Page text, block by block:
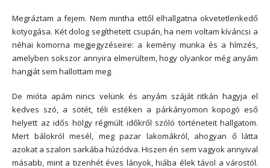
Megráztam a fejem. Nem mintha ettől elhallgatna okvetetlenkedő
kotyogása. Két dolog segíthetett csupán, ha nem voltam kíváncsi a
néhai komorna megjegyzéseire: a kemény munka és a hímzés,
amelyben sokszor annyira elmerültem, hogy olyankor még anyám
hangját sem hallottam meg.
De mióta apám nincs velünk és anyám száját ritkán hagyja el
kedves szó, a sötét, téli estéken a párkányomon kopogó eső
helyett az idős hölgy régmúlt időkről szóló történeteit hallgatom.
Mert bálokról mesél, meg pazar lakomákról, ahogyan ő látta
azokat a szalon sarkába húzódva. Hiszen én sem vagyok annyival
másabb, mint a tizenhét éves lányok, hiába élek távol a várostól.